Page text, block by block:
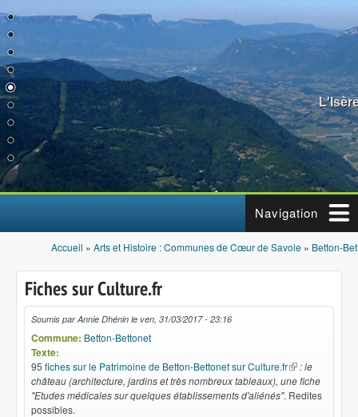
Aller au contenu principal
Navigation
Vous êtes ici
Accueil » Arts et Histoire : Communes de Cœur de Savoie » Betton-
Fiches sur Culture.fr
Soumis parAnnie Dhénin le ven, 31/03/2017 - 23:16
Commune: Betton-Bettonet
Texte:
95 fiches sur le Patrimoine de Betton-Bettonet sur Culture.fr(le lien est
externe)
: le
château (architecture, jardins et très nombreux tableaux), une fiche
"Etudes médicales sur quelques établissements d'aliénés". Redites
possibles.